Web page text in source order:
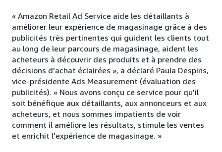
« Amazon Retail Ad Service aide les détaillants à
améliorer leur expérience de magasinage grâce à des
publicités très pertinentes qui guident les clients tout
au long de leur parcours de magasinage, aident les
acheteurs à découvrir des produits et à prendre des
décisions d'achat éclairées », a déclaré Paula Despins,
vice-présidente Ads Measurement (évaluation des
publicités). « Nous avons conçu ce service pour qu'il
soit bénéfique aux détaillants, aux annonceurs et aux
acheteurs, et nous sommes impatients de voir
comment il améliore les résultats, stimule les ventes
et enrichit l'expérience de magasinage. »